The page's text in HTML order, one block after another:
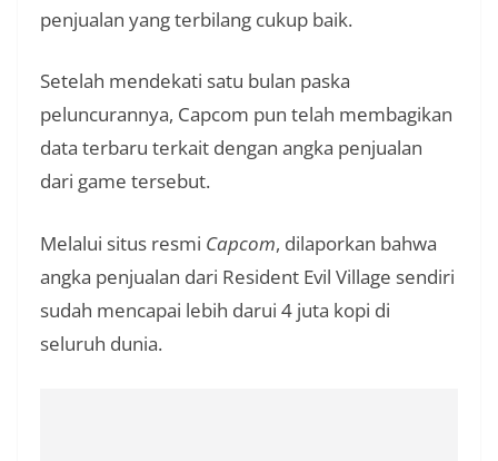
penjualan yang terbilang cukup baik.
Setelah mendekati satu bulan paska
peluncurannya, Capcom pun telah membagikan
data terbaru terkait dengan angka penjualan
dari game tersebut.
Melalui situs resmi Capcom, dilaporkan bahwa
angka penjualan dari Resident Evil Village sendiri
sudah mencapai lebih darui 4 juta kopi di
seluruh dunia.